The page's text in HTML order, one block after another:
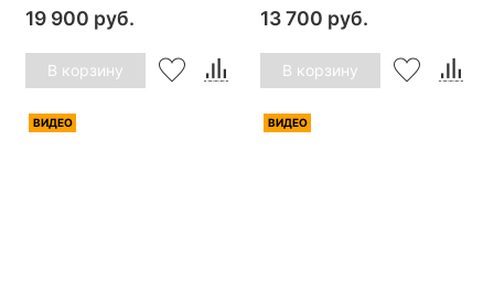
19 900 руб.
В корзину
13 700 руб.
В корзину
ВИДЕО ВИДЕО